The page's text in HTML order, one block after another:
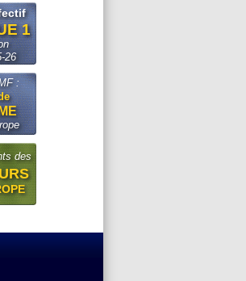
1
26
:
des